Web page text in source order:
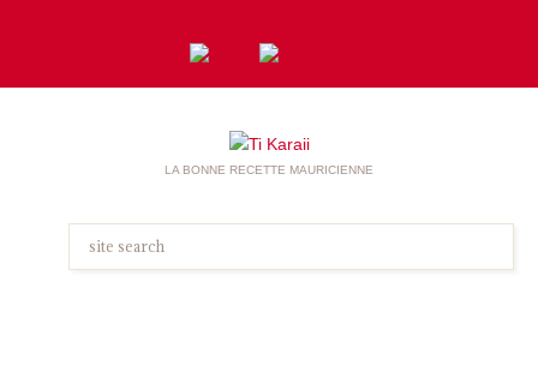
LA BONNE RECETTE MAURICIENNE